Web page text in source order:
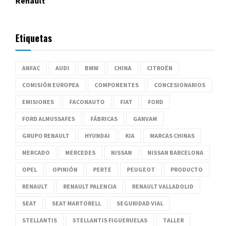
Etiquetas
ANFAC AUDI BMW CHINA CITROËN
COMISIÓN EUROPEA COMPONENTES CONCESIONARIOS
EMISIONES FACONAUTO FIAT FORD
FORD ALMUSSAFES FÁBRICAS GANVAM
GRUPO RENAULT HYUNDAI KIA MARCAS CHINAS
MERCADO MERCEDES NISSAN NISSAN BARCELONA
OPEL OPINIÓN PERTE PEUGEOT PRODUCTO
RENAULT RENAULT PALENCIA RENAULT VALLADOLID
SEAT SEAT MARTORELL SEGURIDAD VIAL
STELLANTIS STELLANTIS FIGUERUELAS TALLER